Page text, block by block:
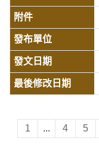
1 ... 4 5